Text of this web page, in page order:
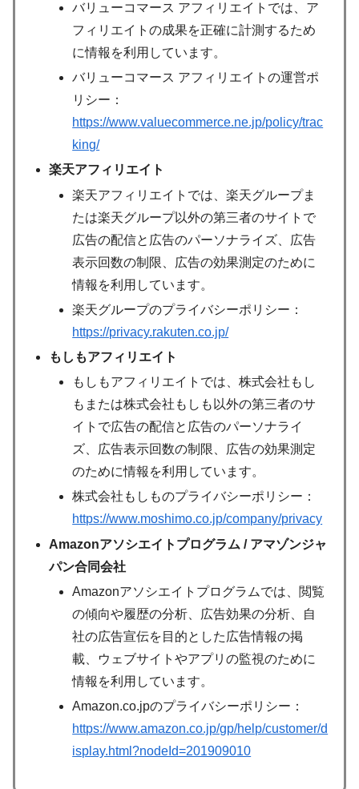
バリューコマース アフィリエイトでは、ア
フィリエイトの成果を正確に計測するため
に情報を利用しています。
バリューコマース アフィリエイトの運営ポ
リシー：
https://www.valuecommerce.ne.jp/policy/trac
king/
楽天アフィリエイト
楽天アフィリエイトでは、楽天グループま
たは楽天グループ以外の第三者のサイトで
広告の配信と広告のパーソナライズ、広告
表示回数の制限、広告の効果測定のために
情報を利用しています。
楽天グループのプライバシーポリシー：
https://privacy.rakuten.co.jp/
もしもアフィリエイト
もしもアフィリエイトでは、株式会社もし
もまたは株式会社もしも以外の第三者のサ
イトで広告の配信と広告のパーソナライ
ズ、広告表示回数の制限、広告の効果測定
のために情報を利用しています。
株式会社もしものプライバシーポリシー：
https://www.moshimo.co.jp/company/privacy
Amazonアソシエイトプログラム / アマゾンジャ
パン合同会社
Amazonアソシエイトプログラムでは、閲覧
の傾向や履歴の分析、広告効果の分析、自
社の広告宣伝を目的とした広告情報の掲
載、ウェブサイトやアプリの監視のために
情報を利用しています。
Amazon.co.jpのプライバシーポリシー：
https://www.amazon.co.jp/gp/help/customer/d
isplay.html?nodeId=201909010